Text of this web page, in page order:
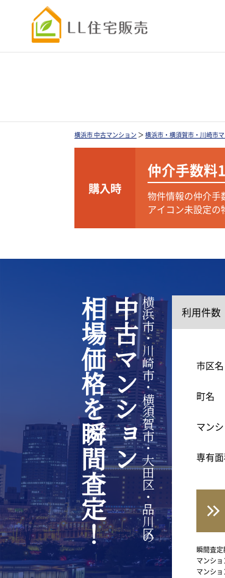
横浜市 中古マンション ＞ 横浜市・横須賀市・川崎市
購入時
仲介手数料
物件情報の仲介手
アイコン未設定の
横浜市・川崎市・横須賀市・大田区・品川区の
中古マンション
相場価格を瞬間査定！ 利用件数
市区名
町名
マン
専有
瞬間査定
マンシ
マンシ